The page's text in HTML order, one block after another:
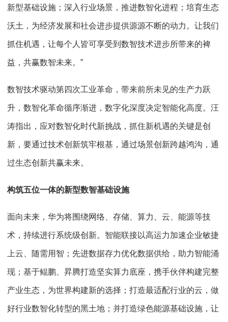
新型基础设施；深入行业场景，推进数智化进程；培育生态
沃土，为经济发展和社会进步提供源源不断的动力。让我们
抓住机遇，让每个人皆可享受到数智技术进步所带来的裨
益，共赢数智未来。”
数智技术驱动第四次工业革命，带来前所未见的生产力跃
升，数智化革命循序渐进，数字化深度决定智能化高度。汪
涛指出，应对数智化时代新挑战，抓住新机遇的关键是创
新，要通过技术创新筑牢根基，通过场景创新跨越鸿沟，通
过生态创新共赢未来。
构筑五位一体的新型数智基础设施
面向未来，华为将围绕网络、存储、算力、云、能源等技
术，持续进行系统级创新。智能联接以高运力加速企业敏捷
上云、随需用智；先进数据存力优化数据供给，助力智能涌
现；基于鲲鹏、昇腾打造坚实算力底座，携手伙伴构建完整
产业生态，为世界构建新的选择；打造最适配行业的云，做
好行业数智化转型的黑土地；并打造绿色能源基础设施，让